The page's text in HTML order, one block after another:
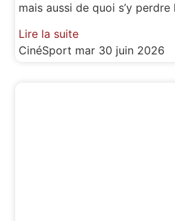
mais aussi de quoi s’y perdre
Lire la suite
CinéSport mar 30 juin 2026